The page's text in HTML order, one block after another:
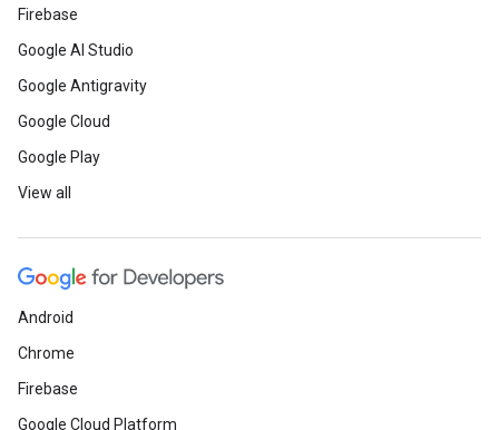
Firebase
Google AI Studio
Google Antigravity
Google Cloud
Google Play
View all
Android
Chrome
Firebase
Google Cloud Platform